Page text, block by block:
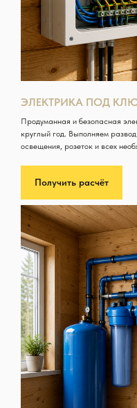
ЭЛЕКТРИКА ПОД
Продуманная и безопасная
круглый год. Выполняем
освещения, розеток и всех
Получить расчёт